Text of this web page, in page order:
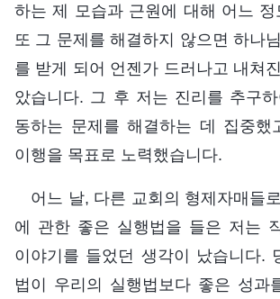
하는 제 모습과 근원에 대해 어느
또 그 문제를 해결하지 않으면 하나
를 받게 되어 언젠가 드러나고 내쳐
았습니다. 그 후 저는 진리를 추구
동하는 문제를 해결하는 데 집중했
이행을 목표로 노력했습니다.
어느 날, 다른 교회의 형제자매들
에 관한 좋은 실행법을 들은 저는
이야기를 들었던 생각이 났습니다.
법이 우리의 실행법보다 좋은 성과